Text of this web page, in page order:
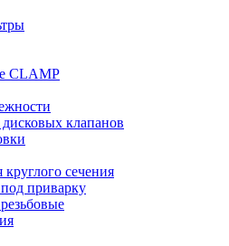
CLAMP
клапанов
круглого сечения
приварку